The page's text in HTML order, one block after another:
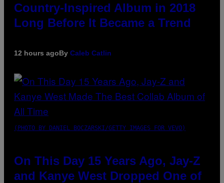
Country-Inspired Album in 2018
Long Before It Became a Trend
12 hours agoBy Caleb Catlin
(PHOTO BY DANIEL BOCZARSKI/GETTY IMAGES FOR VEVO)
On This Day 15 Years Ago, Jay-Z
and Kanye West Dropped One of